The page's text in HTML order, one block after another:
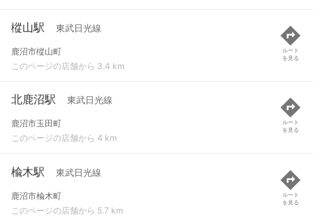
樅山駅 東武日光線
鹿沼市樅山町
このページの店舗から 3.4 km
ルート
を見る
北鹿沼駅 東武日光線
鹿沼市玉田町
このページの店舗から 4 km
ルート
を見る
楡木駅 東武日光線
鹿沼市楡木町
このページの店舗から 5.7 km
ルート
を見る